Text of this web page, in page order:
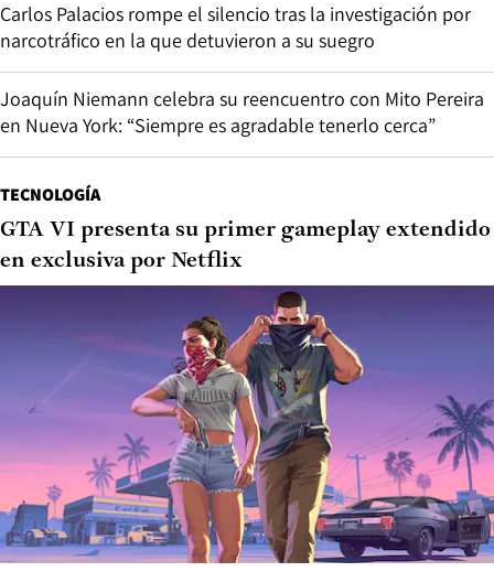
Carlos Palacios rompe el silencio tras la investigación por
narcotráfico en la que detuvieron a su suegro
Joaquín Niemann celebra su reencuentro con Mito Pereira
en Nueva York: “Siempre es agradable tenerlo cerca”
TECNOLOGÍA
GTA VI presenta su primer gameplay extendido
en exclusiva por Netflix